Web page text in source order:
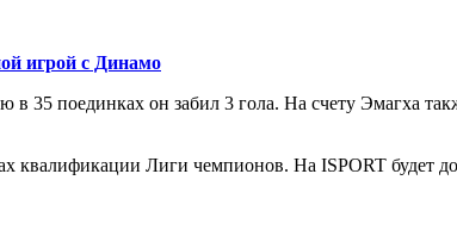
игрой с Динамо
35 поединках он забил 3 гола. На счету Эмагха
квалификации Лиги чемпионов. На ISPORT будет